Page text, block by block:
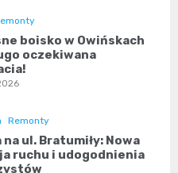
boisko w Owińskach
oczekiwana
Remonty
ul. Bratumiły: Nowa
ruchu i udogodnienia